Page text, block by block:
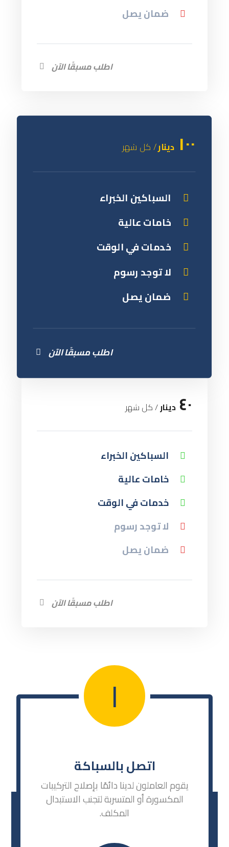
ضمان يصل
اطلب مسبقًا الآن
١٠٠ دينار/ کل شهر
السباكين الخبراء
خامات عالية
خدمات في الوقت
لا توجد رسوم
ضمان يصل
اطلب مسبقًا الآن
٤٠ دينار/ کل شهر
السباكين الخبراء
خامات عالية
خدمات في الوقت
لا توجد رسوم
ضمان يصل
اطلب مسبقًا الآن
١
اتصل بالسباكة
يقوم العاملون لدينا دائمًا بإصلاح التركيبات
المكسورة أو المتسربة لتجنب الاستبدال
المكلف.